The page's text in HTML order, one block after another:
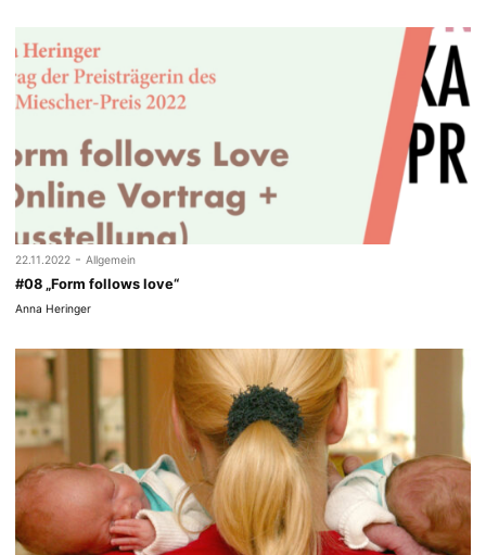
22.11.2022 - Allgemein
#08 „Form follows love“
Anna Heringer